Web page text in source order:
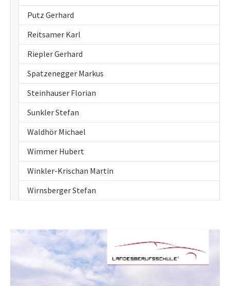
Putz Gerhard
Reitsamer Karl
Riepler Gerhard
Spatzenegger Markus
Steinhauser Florian
Sunkler Stefan
Waldhör Michael
Wimmer Hubert
Winkler-Krischan Martin
Wirnsberger Stefan